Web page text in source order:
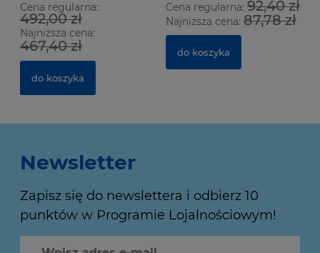
Cena regularna:
492,00 zł
Najniższa cena:
467,40 zł
do koszyka
Cena regularna:92,40 zł
Najniższa cena:87,78 zł
do koszyka
Newsletter
Zapisz się do newslettera i odbierz 10
punktów w Programie Lojalnościowym!